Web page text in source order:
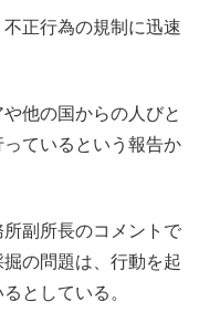
正行為の規制に迅速
他の国からの人びと
ているという報告か
副所長のコメントで
の問題は、行動を起
としている。